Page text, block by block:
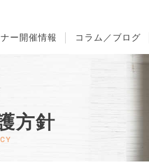
ー開催情報 コラム／ブログ
方針